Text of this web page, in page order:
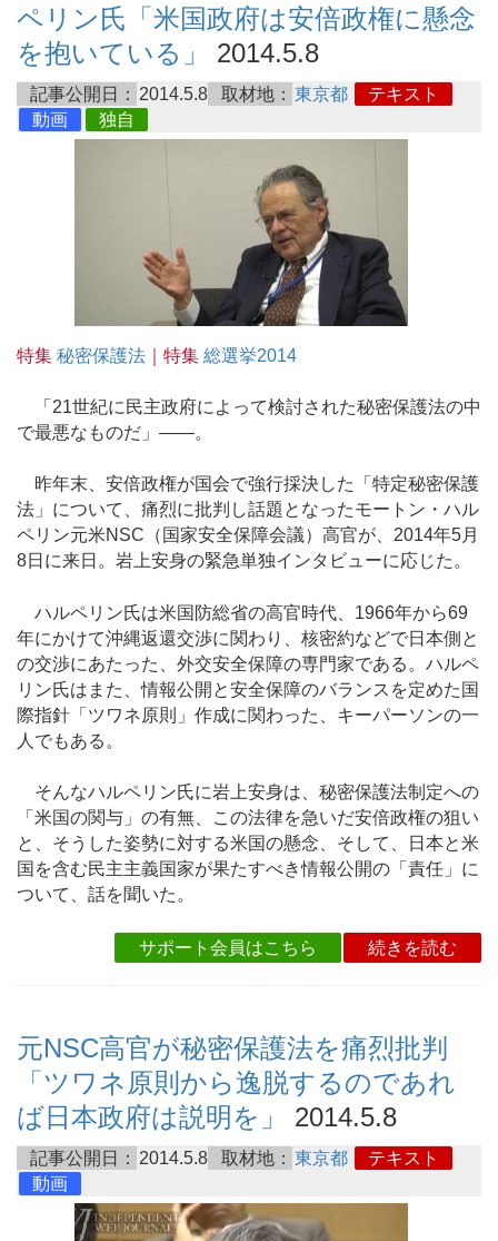
ペリン氏「米国政府は安倍政権に懸念
を抱いている」
2014.5.8
記事公開日： 2014.5.8 取材地： 東京都
テキスト
動画
独自
特集 秘密保護法 ｜特集 総選挙2014
「21世紀に民主政府によって検討された秘密保護法の中
で最悪なものだ」――。
昨年末、安倍政権が国会で強行採決した「特定秘密保護
法」について、痛烈に批判し話題となったモートン・ハル
ペリン元米NSC（国家安全保障会議）高官が、2014年5月
8日に来日。岩上安身の緊急単独インタビューに応じた。
ハルペリン氏は米国防総省の高官時代、1966年から69
年にかけて沖縄返還交渉に関わり、核密約などで日本側と
の交渉にあたった、外交安全保障の専門家である。ハルペ
リン氏はまた、情報公開と安全保障のバランスを定めた国
際指針「ツワネ原則」作成に関わった、キーパーソンの一
人でもある。
そんなハルペリン氏に岩上安身は、秘密保護法制定への
「米国の関与」の有無、この法律を急いだ安倍政権の狙い
と、そうした姿勢に対する米国の懸念、そして、日本と米
国を含む民主主義国家が果たすべき情報公開の「責任」に
ついて、話を聞いた。
サポート会員はこちら 続きを読む
元NSC高官が秘密保護法を痛烈批判
「ツワネ原則から逸脱するのであれ
ば日本政府は説明を」
2014.5.8
記事公開日： 2014.5.8 取材地： 東京都
テキスト
動画